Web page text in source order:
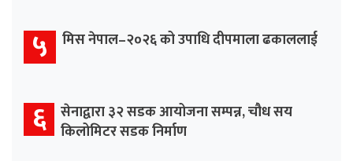
५ मिस नेपाल–२०२६ को उपाधि दीपमाला ढकाललाई
६ सेनाद्वारा ३२ सडक आयोजना सम्पन्न, चौध सय
किलोमिटर सडक निर्माण